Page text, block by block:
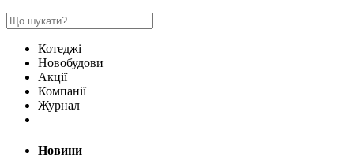
Котеджі
Новобудови
Акції
Компанії
Журнал
Новини